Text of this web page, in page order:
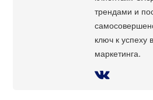
трендами и
ключ к успеху
маркетинга.